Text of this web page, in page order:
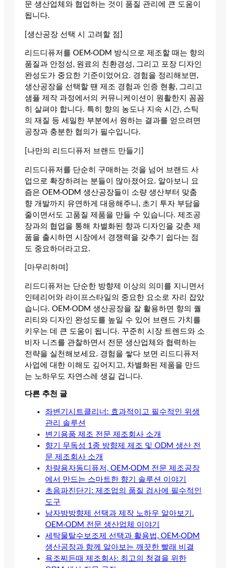
문 생산업체와 협업하는 것이 품질 관리에 큰 도움이
됩니다.
[생산공장 선택 시 고려할 점]
리드디퓨저를 OEM·ODM 방식으로 제조할 때는 향의
품질과 안정성, 원료의 친환경성, 그리고 포장 디자인
완성도가 중요한 기준이었어요. 경험을 정리해보면,
생산공장을 선택할 땐 제조 경험과 인증 현황, 그리고
샘플 제작 과정에서의 커뮤니케이션이 원활한지 꼼꼼
히 살펴야 합니다. 특히 향의 농도나 지속 시간, 스틱
의 재질 등 세밀한 부분에서 원하는 결과를 얻으려면
공장과 충분한 협의가 필수입니다.
[나만의 리드디퓨저 브랜드 만들기]
리드디퓨저를 단순히 구매하는 것을 넘어 브랜드 사
업으로 확장하려는 분들이 많아졌어요. 알아보니 요
즘은 OEM·ODM 생산공장들이 소량 생산부터 맞춤
향 개발까지 유연하게 대응해주니, 초기 투자 부담을
줄이면서도 고품질 제품을 만들 수 있습니다. 제조공
장과의 협업을 통해 차별화된 향과 디자인을 갖춘 제
품을 출시하면 시장에서 경쟁력을 갖추기 쉽다는 점
도 중요하더라고요.
[마무리하며]
리드디퓨저는 단순한 방향제 이상의 의미를 지니면서
인테리어와 라이프스타일의 중요한 요소로 자리 잡았
습니다. OEM·ODM 생산공장을 잘 활용하면 향의 퀄
리티와 디자인 완성도를 높일 수 있어 브랜드 가치를
키우는 데 큰 도움이 됩니다. 꾸준히 시장 트렌드와 소
비자 니즈를 관찰하면서 전문 생산업체와 협력하는
전략을 실천해보세요. 경험을 쌓다 보면 리드디퓨저
사업에 대한 이해도 깊어지고, 차별화된 제품을 만드
는 노하우도 자연스레 생길 겁니다.
다른 추천 글
좌변기시트클리너: 효과적이고 필수적인 위생
관리 솔루션
변기용품 제조 전문 제조회사 소개
향기 무독성 1종 방향제 제조 및 ODM 생산 전
문 제조회사 소개
차량용자동디퓨저, OEM·ODM 전문 제조공장
에서 만드는 스마트한 향기 솔루션 이야기
초음파진단기: 제조업의 품질 검사에 필수적인
도구
남자방방향제 선택과 제작 노하우 알아보기.
OEM·ODM 전문 생산업체 이야기
세탁물탈수보조제 선택과 활용법, OEM·ODM
생산공장과 함께 알아보는 깨끗한 빨래 비결
욕조찌든때 제조회사: 최고의 청결을 위한